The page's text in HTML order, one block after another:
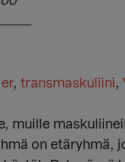
, transmaskuliini,
muille
on etäryhmä,